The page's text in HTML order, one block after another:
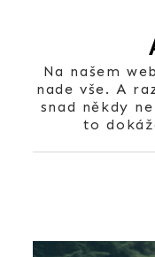
Na našem
nade vše. A
snad někdy
to